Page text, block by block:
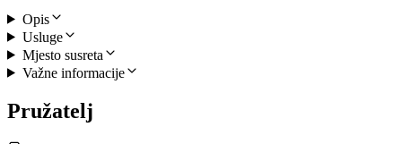
Opis
Usluge
Mjesto susreta
Važne informacije
Pružatelj